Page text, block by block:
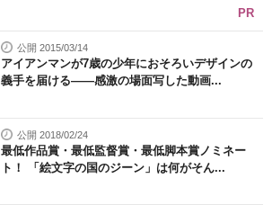
PR
公開 2015/03/14
アイアンマンが7歳の少年におそろいデザインの
義手を届ける――感激の場面写した動画...
公開 2018/02/24
最低作品賞・最低監督賞・最低脚本賞ノミネー
ト！ 「絵文字の国のジーン」は何がそん...